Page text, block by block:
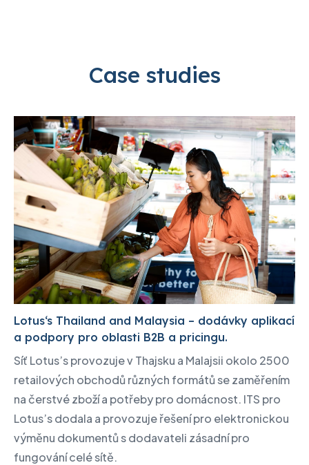
Case studies
Lotus‘s Thailand and Malaysia – dodávky aplikací
a podpory pro oblasti B2B a pricingu.
Síť Lotus’s provozuje v Thajsku a Malajsii okolo 2500
retailových obchodů různých formátů se zaměřením
na čerstvé zboží a potřeby pro domácnost. ITS pro
Lotus’s dodala a provozuje řešení pro elektronickou
výměnu dokumentů s dodavateli zásadní pro
fungování celé sítě.